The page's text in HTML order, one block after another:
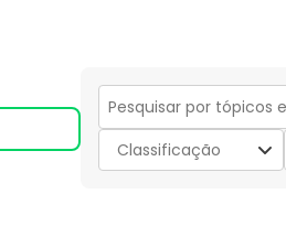
Secção
para
pesquisar
Classificação